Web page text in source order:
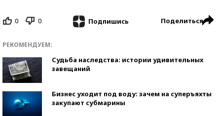
0 0 Подпишись Поделиться
РЕКОМЕНДУЕМ:
Судьба наследства: истории удивительных
завещаний
Бизнес уходит под воду: зачем на суперъяхты
закупают субмарины